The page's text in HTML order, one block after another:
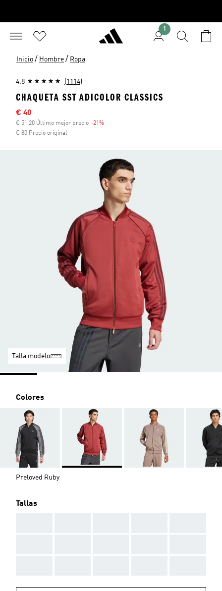
1
Inicio / Hombre / Ropa
4.8 (1114)
CHAQUETA SST ADICOLOR CLASSICS
Precio rebajado
€ 40
€ 51,20 Último mejor precio -21%
€ 80 Precio original
Talla modelo
Colores
Preloved Ruby
Tallas